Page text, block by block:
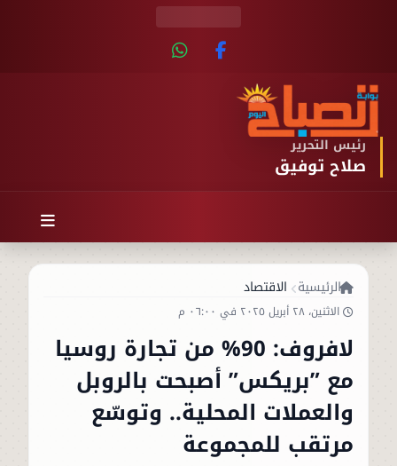
رئيس التحرير
صلاح توفيق
الرئيسية الاقتصاد
الاثنين، ٢٨ أبريل ٢٠٢٥ في ٠٦:٠٠ م
لافروف: 90% من تجارة روسيا
مع ”بريكس” أصبحت بالروبل
والعملات المحلية.. وتوسّع
مرتقب للمجموعة